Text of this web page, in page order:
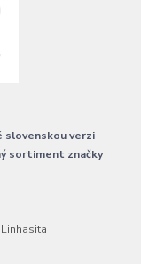
slovenskou verzi
sortiment značky